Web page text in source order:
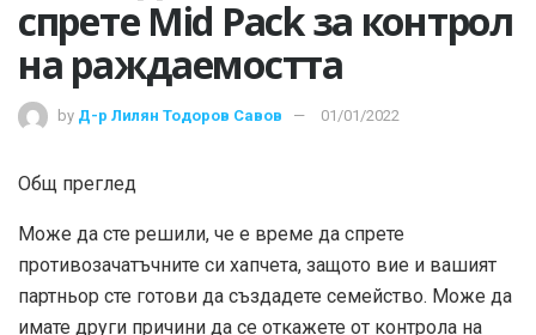
спрете Mid Pack за контрол
на раждаемостта
by Д-р Лилян Тодоров Савов 01/01/2022
Общ преглед
Може да сте решили, че е време да спрете
противозачатъчните си хапчета, защото вие и вашият
партньор сте готови да създадете семейство. Може да
имате други причини да се откажете от контрола на